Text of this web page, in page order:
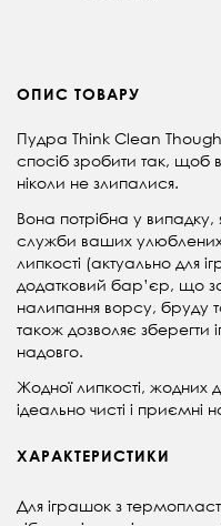
ОПИС ТОВАРУ
Пудра Think Clean
спосіб зробити так, щоб
ніколи не злипалися.
Вона потрібна у
служби ваших улюблених
липкості (актуально для
додатковий бар’єр, що
налипання ворсу, бруду
також дозволяє зберегти
надовго.
Жодної липкості, жодних
ідеально чисті і приємні
ХАРАКТЕРИСТИКИ
Для іграшок з